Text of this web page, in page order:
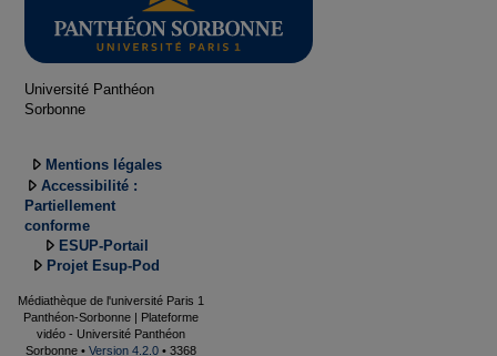
Université Panthéon
Sorbonne
Mentions légales
Accessibilité :
Partiellement
conforme
ESUP-Portail
Projet Esup-Pod
Médiathèque de l'université Paris 1
Panthéon-Sorbonne | Plateforme
vidéo - Université Panthéon
Sorbonne • Version 4.2.0 • 3368